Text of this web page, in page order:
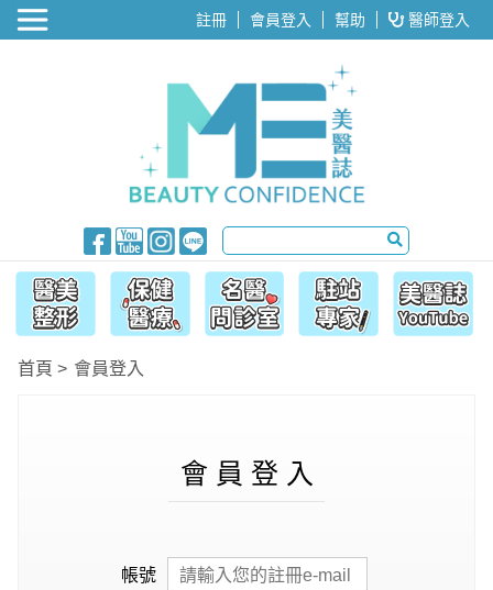
醫美整形 註冊 會員登入 幫助 醫師登入
首頁 會員登入
會 員 登 入
帳號